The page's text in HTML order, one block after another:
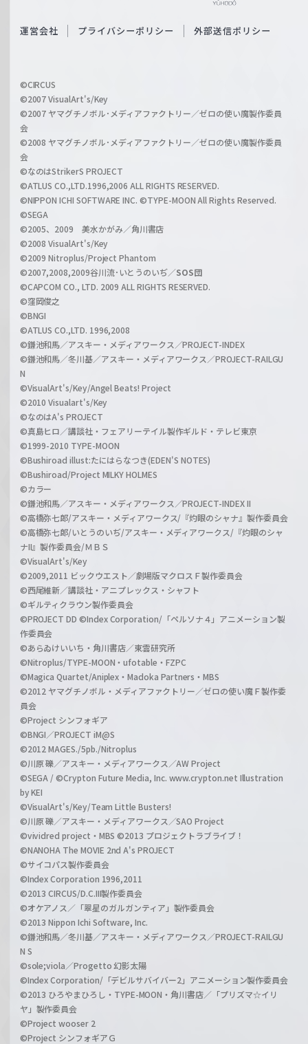
c
a
r
z
O
i
l
h
a
n
l
運営会社 プライバシーポリシー 外部送信ポリシー
©CIRCUS
©2007 VisualArt's/Key
©2007 ヤマグチノボル･メディアファクトリー／ゼロの使い魔製作委員
会
©2008 ヤマグチノボル･メディアファクトリー／ゼロの使い魔製作委員
会
©なのはStrikerS PROJECT
©ATLUS CO.,LTD.1996,2006 ALL RIGHTS RESERVED.
©NIPPON ICHI SOFTWARE INC. ©TYPE-MOON All Rights Reserved.
©SEGA
©2005、2009 美水かがみ／角川書店
©2008 VisualArt's/Key
©2009 Nitroplus/Project Phantom
©2007,2008,2009谷川流･いとうのいぢ／SOS団
©CAPCOM CO., LTD. 2009 ALL RIGHTS RESERVED.
©窪岡俊之
©BNGI
©ATLUS CO.,LTD. 1996,2008
©鎌池和馬／アスキー・メディアワークス／PROJECT-INDEX
©鎌池和馬／冬川基／アスキー・メディアワークス／PROJECT-RAILGU
N
©VisualArt's/Key/Angel Beats! Project
©2010 Visualart's/Key
©なのはA's PROJECT
©真島ヒロ／講談社・フェアリーテイル製作ギルド・テレビ東京
©1999-2010 TYPE-MOON
©Bushiroad illust:たにはらなつき(EDEN'S NOTES)
©Bushiroad/Project MILKY HOLMES
©カラー
©鎌池和馬／アスキー・メディアワークス／PROJECT-INDEX II
©高橋弥七郎/アスキー・メディアワークス/『灼眼のシャナ』製作委員会
©高橋弥七郎/いとうのいぢ/アスキー・メディアワークス/『灼眼のシャ
ナII』製作委員会/ＭＢＳ
©VisualArt's/Key
©2009,2011 ビックウエスト／劇場版マクロスＦ製作委員会
©西尾維新／講談社・アニプレックス・シャフト
©ギルティクラウン製作委員会
©PROJECT DD ©Index Corporation/「ペルソナ４」アニメーション製
作委員会
©あらゐけいいち・角川書店／東雲研究所
©Nitroplus/TYPE-MOON・ufotable・FZPC
©Magica Quartet/Aniplex・Madoka Partners・MBS
©2012 ヤマグチノボル・メディアファクトリー／ゼロの使い魔Ｆ製作委
員会
©Project シンフォギア
©BNGI／PROJECT iM@S
©2012 MAGES./5pb./Nitroplus
©川原 礫／アスキー・メディアワークス／AW Project
©SEGA / ©Crypton Future Media, Inc. www.crypton.net Illustration
by KEI
©VisualArt's/Key/Team Little Busters!
©川原 礫／アスキー・メディアワークス／SAO Project
©vividred project・MBS ©2013 プロジェクトラブライブ！
©NANOHA The MOVIE 2nd A's PROJECT
©サイコパス製作委員会
©Index Corporation 1996,2011
©2013 CIRCUS/D.C.III製作委員会
©オケアノス／「翠星のガルガンティア」製作委員会
©2013 Nippon Ichi Software, Inc.
©鎌池和馬／冬川基／アスキー・メディアワークス／PROJECT-RAILGU
N S
©sole;viola／Progetto 幻影太陽
©Index Corporation/「デビルサバイバー2」アニメーション製作委員会
©2013 ひろやまひろし・TYPE-MOON・角川書店／「プリズマ☆イリ
ヤ」製作委員会
©Project wooser 2
©Project シンフォギアＧ